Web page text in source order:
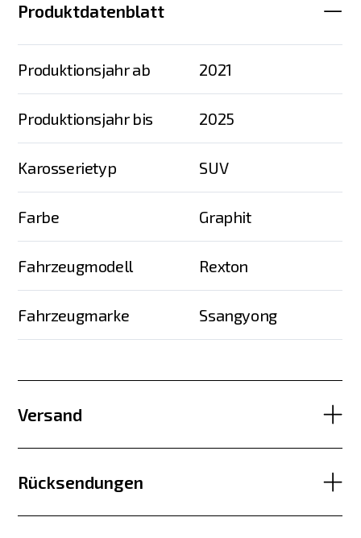
Produktdatenblatt
Produktionsjahr ab 2021
Produktionsjahr bis 2025
Karosserietyp SUV
Farbe Graphit
Fahrzeugmodell Rexton
Fahrzeugmarke Ssangyong
Versand
Rücksendungen